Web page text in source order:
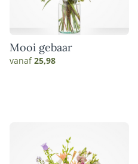
Mooi gebaar
vanaf25,98